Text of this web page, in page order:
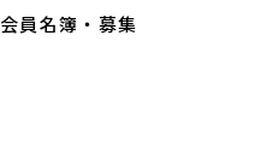
会員名簿・募集